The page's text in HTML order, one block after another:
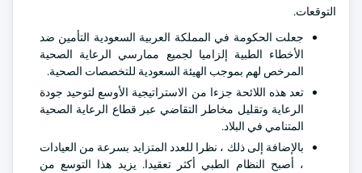
التوقعات.
جعلت الحكومة في المملكة العربية السعودية التأمين ضد
الأخطاء الطبية إلزاميا لجميع ممارسي الرعاية الصحية
المرخص لهم بموجب الهيئة السعودية للتخصصات الصحية.
تعد هذه اللائحة جزءا من الاستراتيجية الأوسع لتوحيد جودة
الرعاية وتقليل مخاطر التقاضي عبر قطاع الرعاية الصحية
المتنامي في البلاد.
بالإضافة إلى ذلك ، نظرا للعدد المتزايد بسرعة من العيادات
، أصبح النظام الطبي أكثر تعقيدا. يزيد هذا التوسع من